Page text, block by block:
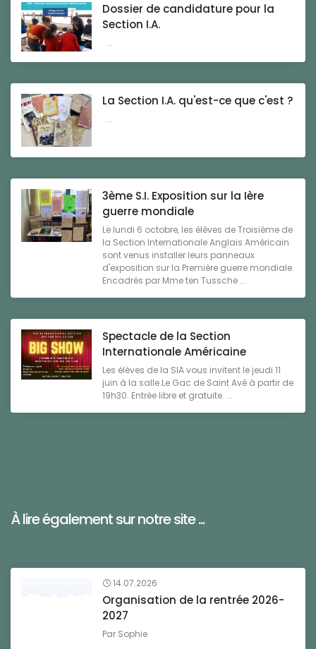
Dossier de candidature pour la
Section I.A.
...
La Section I.A. qu'est-ce que c'est ?
...
3ème S.I. Exposition sur la Ière
guerre mondiale
Le lundi 6 octobre, les élèves de Troisième de
la Section Internationale Anglais Américain
sont venus installer leurs panneaux
d'exposition sur la Première guerre mondiale.
Encadrés par Mme ten Tussche ...
Spectacle de la Section
Internationale Américaine
Les élèves de la SIA vous invitent le jeudi 11
juin à la salle Le Gac de Saint Avé à partir de
19h30. Entrée libre et gratuite. ...
À lire également sur notre site ...
14.07.2026
Organisation de la rentrée 2026-
2027
Par Sophie